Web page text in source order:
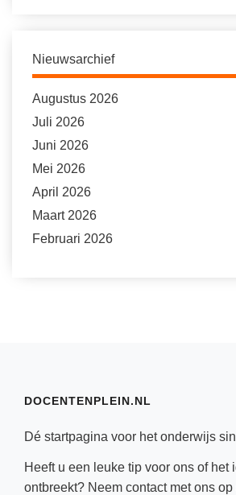
Nieuwsarchief
Augustus 2026
Juli 2026
Juni 2026
Mei 2026
April 2026
Maart 2026
Februari 2026
DOCENTENPLEIN.NL
Dé startpagina voor het onderwijs
Heeft u een leuke tip voor ons of het
ontbreekt? Neem contactmet ons op